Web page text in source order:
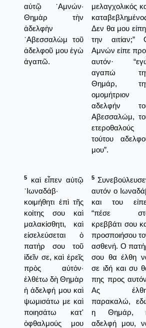
αὐτῷ ᾿Αμνών·
Θημὰρ τὴν
ἀδελφὴν
᾿Αβεσσαλὼμ τοῦ
ἀδελφοῦ μου ἐγὼ
ἀγαπῶ.
μελαγχολικός
Δεν θα μου
την αιτίαν;”
Αμνών είπε
αυτόν·
αγαπώ
Θημάρ,
ομομήτριον
αδελφήν
Αβεσσαλώμ,
ετεροθαλούς
τούτου
μου”.
5
καὶ εἶπεν αὐτῷ
᾿Ιωναδάβ·
κοιμήθητι ἐπὶ τῆς
κοίτης σου καὶ
μαλακίσθητι, καὶ
εἰσελεύσεται ὁ
πατήρ σου τοῦ
ἰδεῖν σε, καὶ ἐρεῖς
πρὸς αὐτόν·
ἐλθέτω δὴ Θημὰρ
ἡ ἀδελφή μου καὶ
ψωμισάτω με καὶ
ποιησάτω κατ'
ὀφθαλμούς μου
5
αυτόν ο
και του
“πέσε
κρεββάτι σου
προσποιήσου
ασθενή. Ο
σου θα έλθη
σε ιδή και συ
πης προς
Ας
παρακαλώ,
η Θημάρ,
αδελφή μου,